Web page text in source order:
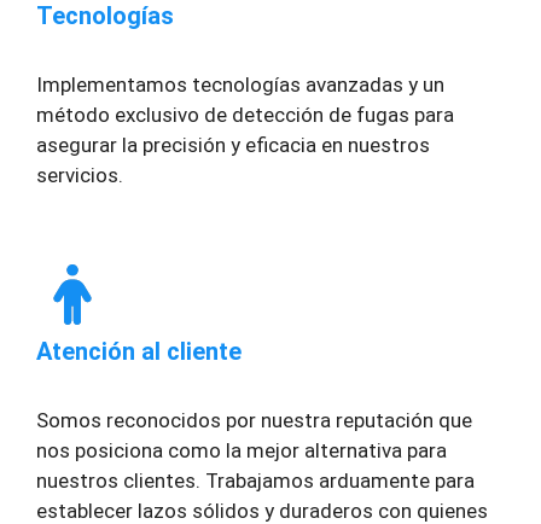
Tecnologías
Implementamos tecnologías avanzadas y un
método exclusivo de detección de fugas para
asegurar la precisión y eficacia en nuestros
servicios.
Atención al cliente
Somos reconocidos por nuestra reputación que
nos posiciona como la mejor alternativa para
nuestros clientes. Trabajamos arduamente para
establecer lazos sólidos y duraderos con quienes